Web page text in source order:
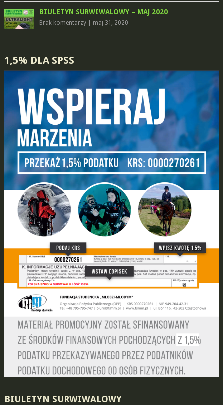
BIULETYN SURWIWALOWY – MAJ 2020
Brak komentarzy| maj 31, 2020
1,5% DLA SPSS
BIULETYN SURWIWALOWY